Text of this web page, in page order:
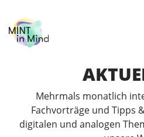
Mehrmals monatlich
Fachvorträge und Tipps
digitalen und analogen